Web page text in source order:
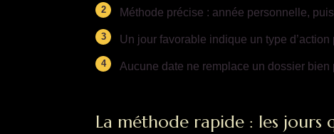
Méthode précise : année personnelle,
Un jour favorable indique un type
Aucune date ne remplace un dossier
La méthode rapide : les